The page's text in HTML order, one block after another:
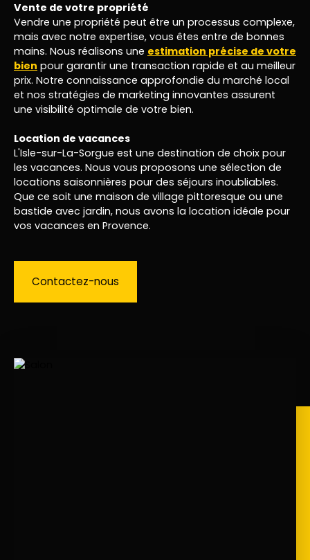
Vente de votre propriété
Vendre une propriété peut être un processus complexe,
mais avec notre expertise, vous êtes entre de bonnes
mains. Nous réalisons une estimation précise de votre
bien pour garantir une transaction rapide et au meilleur
prix. Notre connaissance approfondie du marché local
et nos stratégies de marketing innovantes assurent
une visibilité optimale de votre bien.
Location de vacances
L'Isle-sur-La-Sorgue est une destination de choix pour
les vacances. Nous vous proposons une sélection de
locations saisonnières pour des séjours inoubliables.
Que ce soit une maison de village pittoresque ou une
bastide avec jardin, nous avons la location idéale pour
vos vacances en Provence.
Contactez-nous